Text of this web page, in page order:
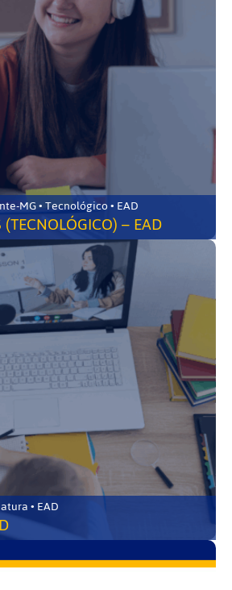
Santo Antônio do Monte-MG • Tecnológico • EAD
– EAD
• EAD